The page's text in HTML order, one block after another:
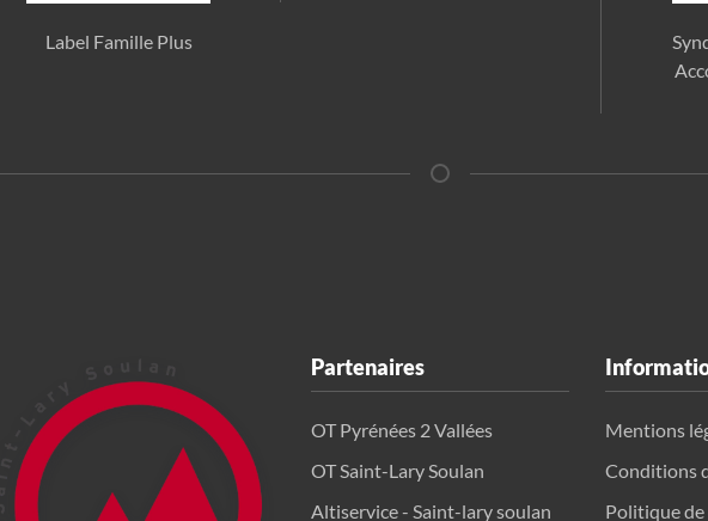
Label Famille Plus
Partenaires
OT Pyrénées 2 Vallées
OT Saint-Lary Soulan
Altiservice - Saint-lary soulan
Mentions
Conditions
Politique